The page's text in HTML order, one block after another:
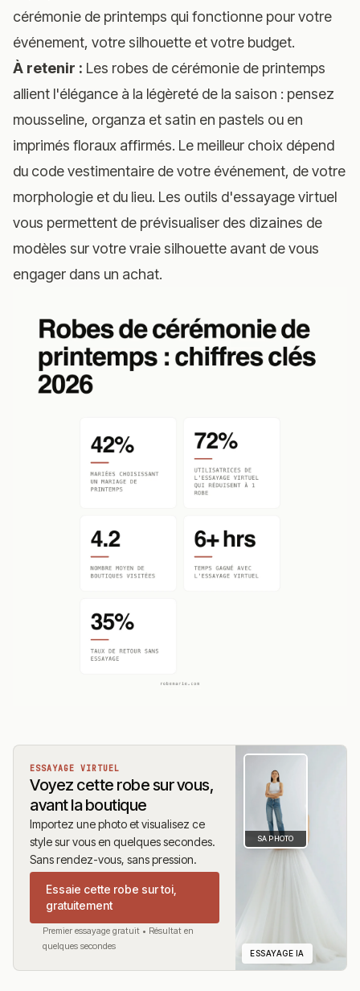
cérémonie de printemps qui fonctionne pour votre
événement, votre silhouette et votre budget.
À retenir : Les robes de cérémonie de printemps
allient l'élégance à la légèreté de la saison : pensez
mousseline, organza et satin en pastels ou en
imprimés floraux affirmés. Le meilleur choix dépend
du code vestimentaire de votre événement, de votre
morphologie et du lieu. Les outils d'essayage virtuel
vous permettent de prévisualiser des dizaines de
modèles sur votre vraie silhouette avant de vous
engager dans un achat.
ESSAYAGE VIRTUEL
Voyez cette robe sur vous,
avant la boutique
Importez une photo et visualisez ce
style sur vous en quelques secondes.
Sans rendez-vous, sans pression.
Essaie cette robe sur toi,
gratuitement
Premier essayage gratuit • Résultat en
quelques secondes
SA PHOTO
ESSAYAGE IA